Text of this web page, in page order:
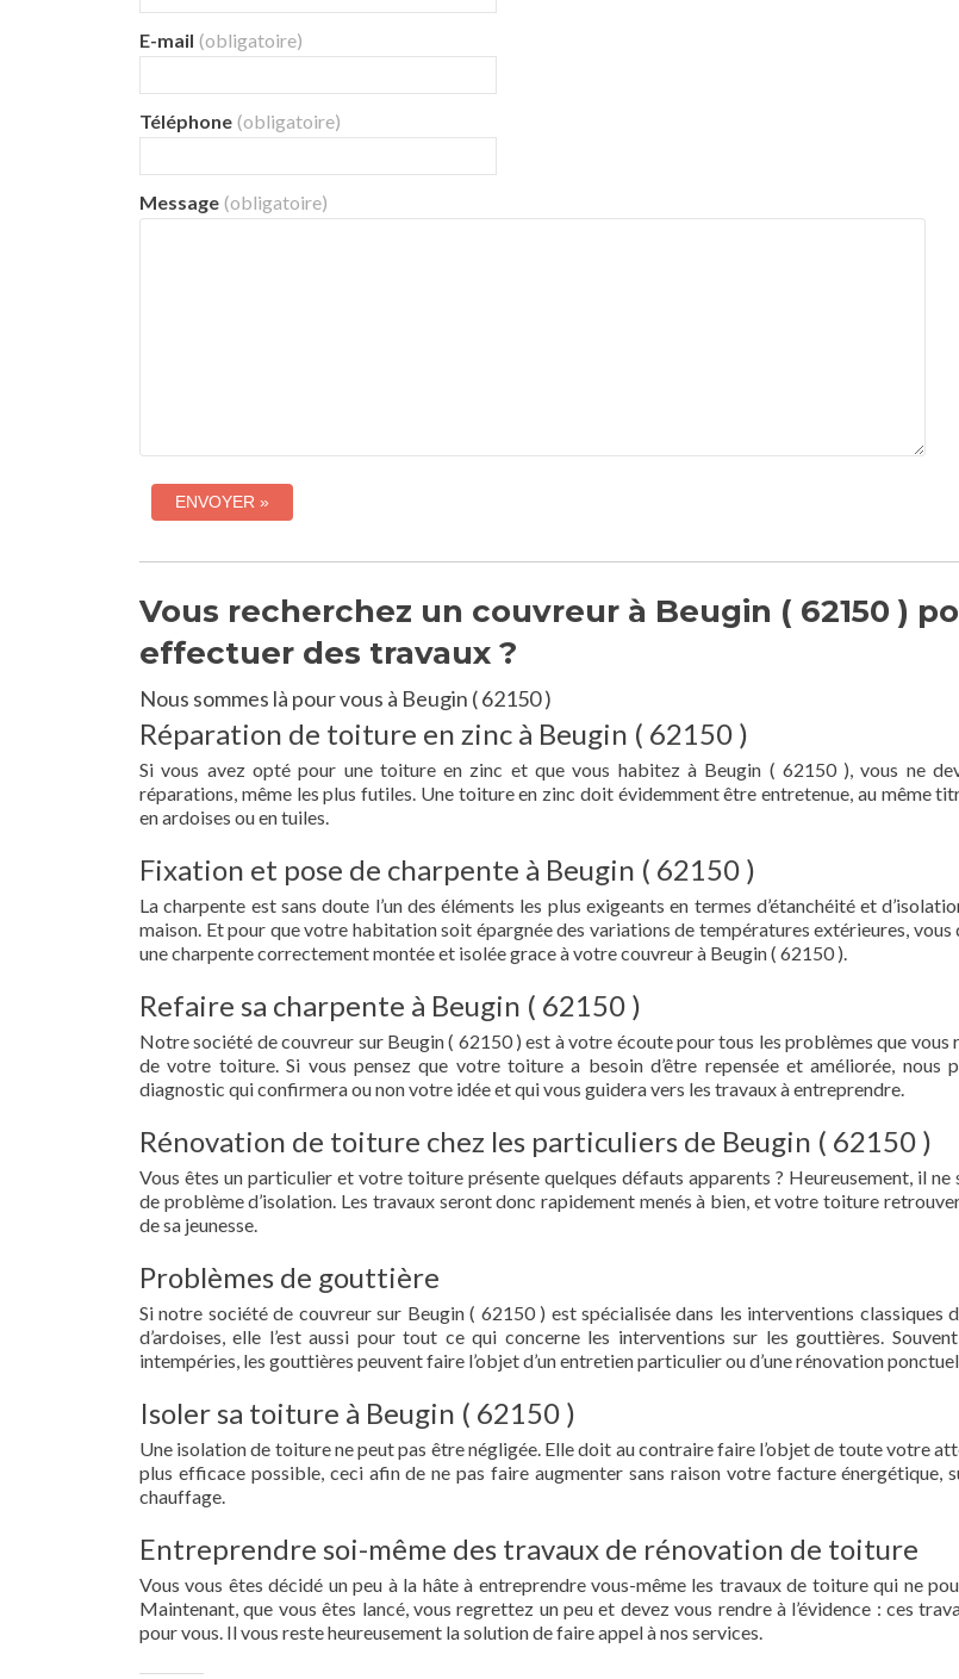
E-mail (obligatoire)
Téléphone (obligatoire)
Message (obligatoire)
Vous recherchez un couvreur à Beugin ( 62150 )
effectuer des travaux ?
Nous sommes là pour vous à Beugin ( 62150 )
Réparation de toiture en zinc à Beugin ( 62150 )
Si vous avez opté pour une toiture en zinc et que vous habitez à Beugin ( 62150 ), vous ne
réparations, même les plus futiles. Une toiture en zinc doit évidemment être entretenue, au même
en ardoises ou en tuiles.
Fixation et pose de charpente à Beugin ( 62150 )
La charpente est sans doute l’un des éléments les plus exigeants en termes d’étanchéité et
maison. Et pour que votre habitation soit épargnée des variations de températures extérieures,
une charpente correctement montée et isolée grace à votre couvreur à Beugin ( 62150 ).
Refaire sa charpente à Beugin ( 62150 )
Notre société de couvreur sur Beugin ( 62150 ) est à votre écoute pour tous les problèmes que vous
de votre toiture. Si vous pensez que votre toiture a besoin d’être repensée et améliorée, nous
diagnostic qui confirmera ou non votre idée et qui vous guidera vers les travaux à entreprendre.
Rénovation de toiture chez les particuliers de Beugin ( 62150 )
Vous êtes un particulier et votre toiture présente quelques défauts apparents ? Heureusement, il ne
de problème d’isolation. Les travaux seront donc rapidement menés à bien, et votre toiture
de sa jeunesse.
Problèmes de gouttière
Si notre société de couvreur sur Beugin ( 62150 ) est spécialisée dans les interventions classiques
d’ardoises, elle l’est aussi pour tout ce qui concerne les interventions sur les gouttières.
intempéries, les gouttières peuvent faire l’objet d’un entretien particulier ou d’une rénovation
Isoler sa toiture à Beugin ( 62150 )
Une isolation de toiture ne peut pas être négligée. Elle doit au contraire faire l’objet de toute votre
plus efficace possible, ceci afin de ne pas faire augmenter sans raison votre facture énergétique,
chauffage.
Entreprendre soi-même des travaux de rénovation de toiture
Vous vous êtes décidé un peu à la hâte à entreprendre vous-même les travaux de toiture qui ne
Maintenant, que vous êtes lancé, vous regrettez un peu et devez vous rendre à l’évidence : ces
pour vous. Il vous reste heureusement la solution de faire appel à nos services.